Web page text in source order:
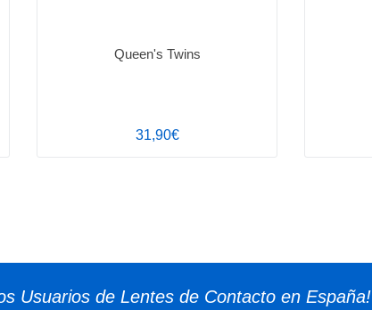
Queen's Twins
31,90€
Usuarios de Lentes de Contacto en España!